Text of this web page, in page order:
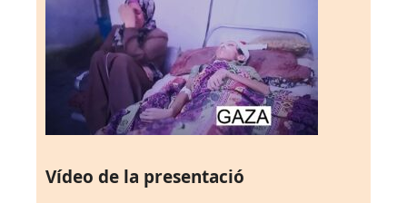
Vídeo de la presentació